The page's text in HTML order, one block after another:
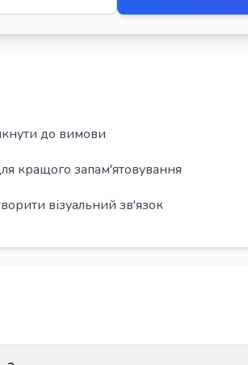
до вимови
кращого запам'ятовування
візуальний зв'язок